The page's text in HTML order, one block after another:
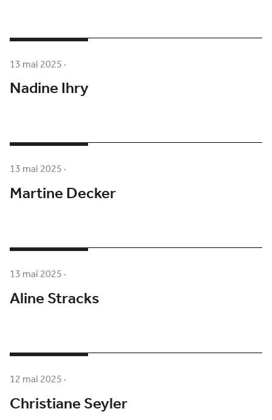
13 mai 2025·
Nadine Ihry
13 mai 2025·
Martine Decker
13 mai 2025·
Aline Stracks
12 mai 2025·
Christiane Seyler